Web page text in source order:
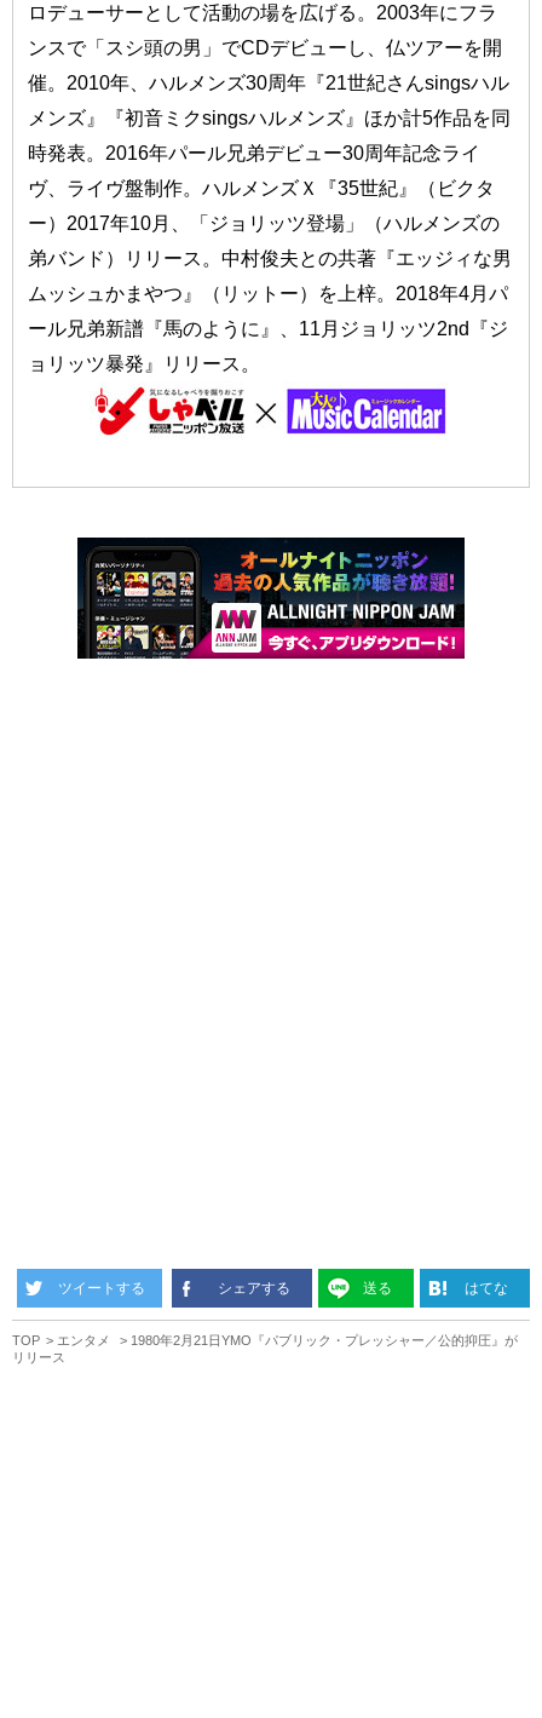
ロデューサーとして活動の場を広げる。2003年にフラ
ンスで「スシ頭の男」でCDデビューし、仏ツアーを開
催。2010年、ハルメンズ30周年『21世紀さんsingsハル
メンズ』『初音ミクsingsハルメンズ』ほか計5作品を同
時発表。2016年パール兄弟デビュー30周年記念ライ
ヴ、ライヴ盤制作。ハルメンズＸ『35世紀』（ビクタ
ー）2017年10月、「ジョリッツ登場」（ハルメンズの
弟バンド）リリース。中村俊夫との共著『エッジィな男
ムッシュかまやつ』（リットー）を上梓。2018年4月パ
ール兄弟新譜『馬のように』、11月ジョリッツ2nd『ジ
ョリッツ暴発』リリース。
ツイートする シェアする 送る はてな
TOP エンタメ
1980年2月21日YMO『パブリック・プレッシャー／公的抑圧』が
リリース